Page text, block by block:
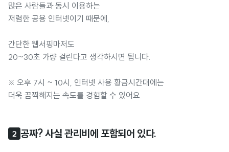
많은 사람들과 동시 이용하는
저렴한 공용 인터넷이기 때문에,
간단한 웹서핑마저도
20~30초 가량 걸린다고 생각하시면 됩니다.
※ 오후 7시 ~ 10시, 인터넷 사용 황금시간대에는
더욱 끔찍해지는 속도를 경험할 수 있어요.
2 공짜? 사실 관리비에 포함되어 있다.